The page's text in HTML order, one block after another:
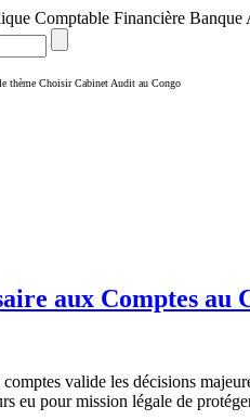
Comptable Financière Banque
thème Choisir Cabinet Audit au Congo
aux Comptes au
valide les décisions
eu pour mission légale de